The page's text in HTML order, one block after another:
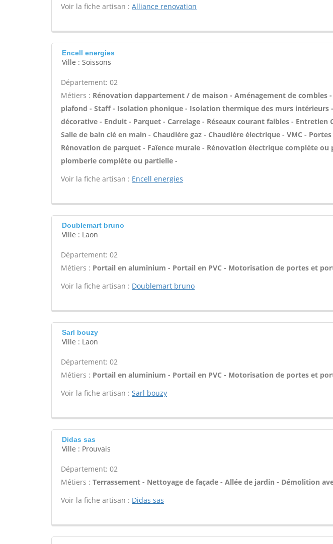
Voir la fiche artisan : Alliance renovation
Encell energies
Ville : Soissons
Département: 02
Métiers : Rénovation dappartement / de maison - Aménagement de combles
plafond - Staff - Isolation phonique - Isolation thermique des murs intérieurs
décorative - Enduit - Parquet - Carrelage - Réseaux courant faibles - Entretien
Salle de bain clé en main - Chaudière gaz - Chaudière électrique - VMC -
Rénovation de parquet - Faïence murale - Rénovation électrique complète ou
plomberie complète ou partielle -
Voir la fiche artisan : Encell energies
Doublemart bruno
Ville : Laon
Département: 02
Métiers : Portail en aluminium - Portail en PVC - Motorisation de portes et
Voir la fiche artisan : Doublemart bruno
Sarl bouzy
Ville : Laon
Département: 02
Métiers : Portail en aluminium - Portail en PVC - Motorisation de portes et
Voir la fiche artisan : Sarl bouzy
Didas sas
Ville : Prouvais
Département: 02
Métiers : Terrassement - Nettoyage de façade - Allée de jardin - Démolition
Voir la fiche artisan : Didas sas